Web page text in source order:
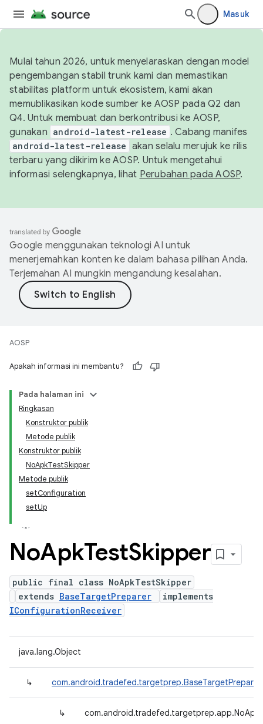
Masuk
Mulai tahun 2026, untuk menyelaraskan dengan model
pengembangan stabil trunk kami dan memastikan
stabilitas platform untuk ekosistem, kami akan
memublikasikan kode sumber ke AOSP pada Q2 dan
Q4. Untuk membuat dan berkontribusi ke AOSP,
gunakan android-latest-release . Cabang manifes
android-latest-release akan selalu merujuk ke rilis
terbaru yang dikirim ke AOSP. Untuk mengetahui
informasi selengkapnya, lihat Perubahan pada AOSP.
Google menggunakan teknologi AI untuk
menerjemahkan konten ke dalam bahasa pilihan Anda.
Terjemahan AI mungkin mengandung kesalahan.
AOSP
Apakah informasi ini membantu?
Pada halaman ini
Ringkasan
Konstruktor publik
Metode publik
Konstruktor publik
NoApkTestSkipper
Metode publik
setConfiguration
setUp
NoApkTestSkipper
public final class NoApkTestSkipper
extends BaseTargetPreparer
implements
IConfigurationReceiver
java.lang.Object
↳ com.android.tradefed.targetprep.BaseTargetPreparer
↳